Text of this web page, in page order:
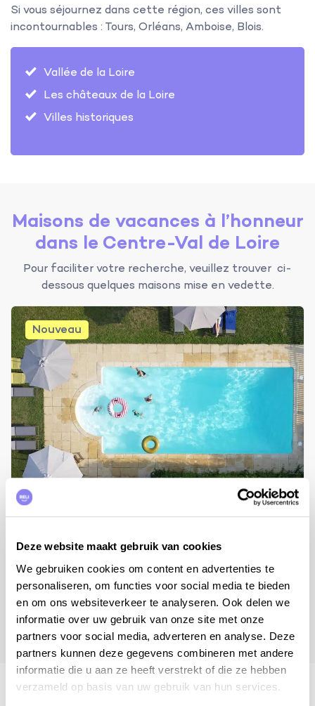
Deze website maakt gebruik van cookies
We gebruiken cookies om content en advertenties te
personaliseren, om functies voor social media te bieden
en om ons websiteverkeer te analyseren. Ook delen we
informatie over uw gebruik van onze site met onze
partners voor social media, adverteren en analyse. Deze
partners kunnen deze gegevens combineren met andere
informatie die u aan ze heeft verstrekt of die ze hebben
verzameld op basis van uw gebruik van hun services.
Si vous séjournez dans cette région, ces villes sont
incontournables : Tours, Orléans, Amboise, Blois.
Vallée de la Loire
Les châteaux de la Loire
Villes historiques
Maisons de vacances à l’honneur
dans le Centre-Val de Loire
Pour faciliter votre recherche, veuillez trouver ci-
dessous quelques maisons mise en vedette.
Nouveau
Domaine-sur-Vienne - La Fleuve
Centre-Val de Loire, Indre-et-Loire
6personnes,3chambres